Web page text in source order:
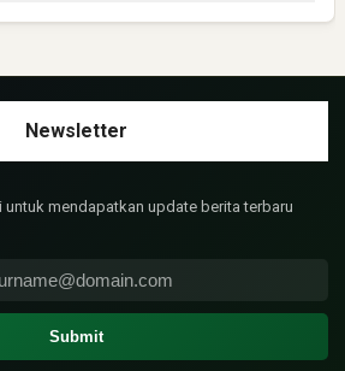
mendapatkan update berita terbaru